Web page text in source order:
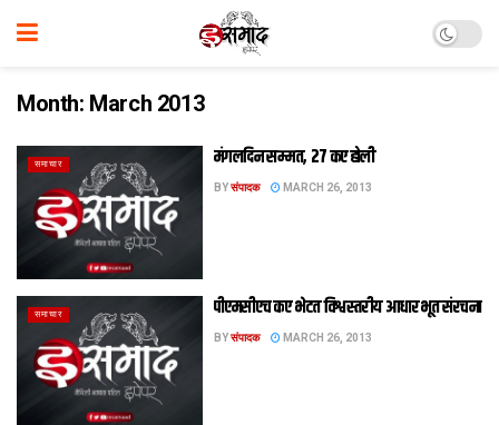
Month: March 2013
समाचार मंगलदिन सम्मत, 27 कए होली
BYसंपादक MARCH 26, 2013
समाचार पीएमसीएच कए भेटत विश्वस्तरीय आधारभूत संरचना
BYसंपादक MARCH 26, 2013